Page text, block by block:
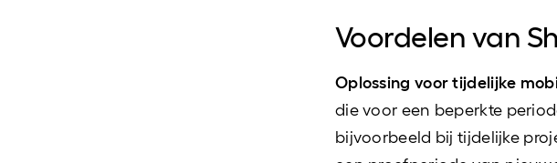
Voordelen van
Oplossing voor tijdelijke
die voor een beperkte
bijvoorbeeld bij tijdelijke